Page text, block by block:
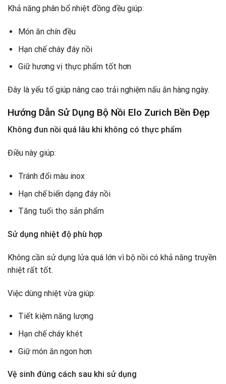
Khả năng phân bổ nhiệt đồng đều giúp:
Món ăn chín đều
Hạn chế cháy đáy nồi
Giữ hương vị thực phẩm tốt hơn
Đây là yếu tố giúp nâng cao trải nghiệm nấu ăn hàng ngày.
Hướng Dẫn Sử Dụng Bộ Nồi Elo Zurich Bền Đẹp
Không đun nồi quá lâu khi không có thực phẩm
Điều này giúp:
Tránh đổi màu inox
Hạn chế biến dạng đáy nồi
Tăng tuổi thọ sản phẩm
Sử dụng nhiệt độ phù hợp
Không cần sử dụng lửa quá lớn vì bộ nồi có khả năng truyền
nhiệt rất tốt.
Việc dùng nhiệt vừa giúp:
Tiết kiệm năng lượng
Hạn chế cháy khét
Giữ món ăn ngon hơn
Vệ sinh đúng cách sau khi sử dụng